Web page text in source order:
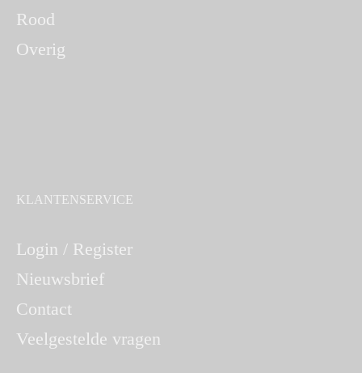
Rood
Overig
KLANTENSERVICE
Login / Register
Nieuwsbrief
Contact
Veelgestelde vragen